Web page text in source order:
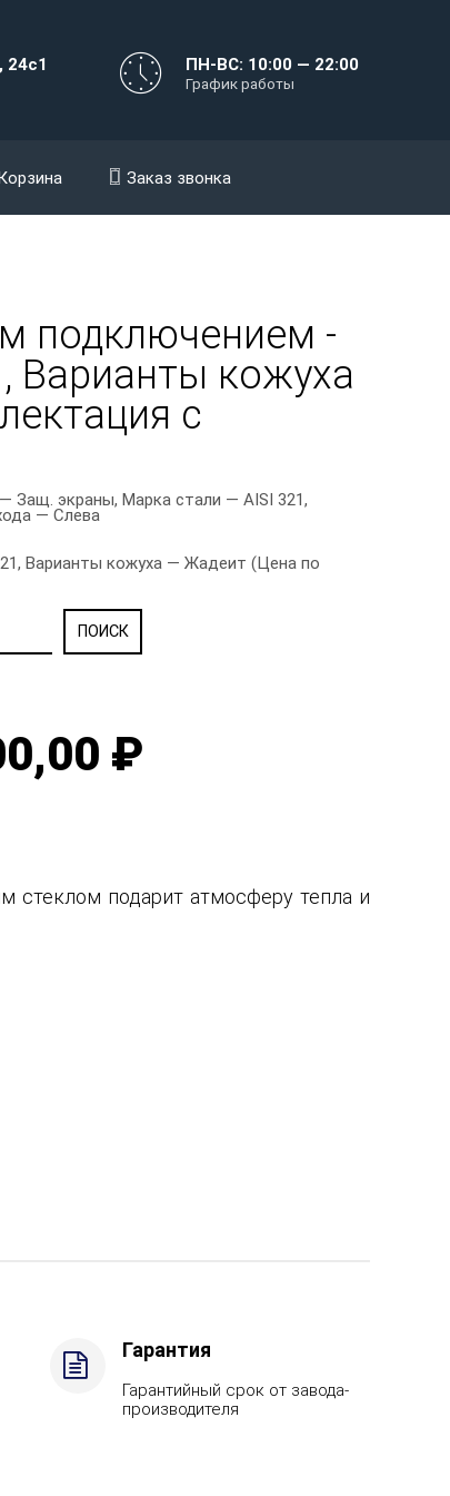
24с1 ПН-ВС: 10:00 — 22:00
График работы
Заказ звонка
подключением -
Варианты кожуха
с
Защ. экраны, Марка стали — AISI 321,
— Слева
Варианты кожуха — Жадеит (Цена по
₽
стеклом подарит атмосферу тепла и
Гарантия
Гарантийный срок от завода-
производителя